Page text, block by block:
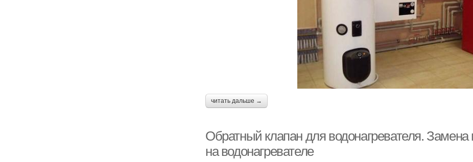
читать дальше →
Обратный клапан для водонагревателя. Замена
на водонагревателе